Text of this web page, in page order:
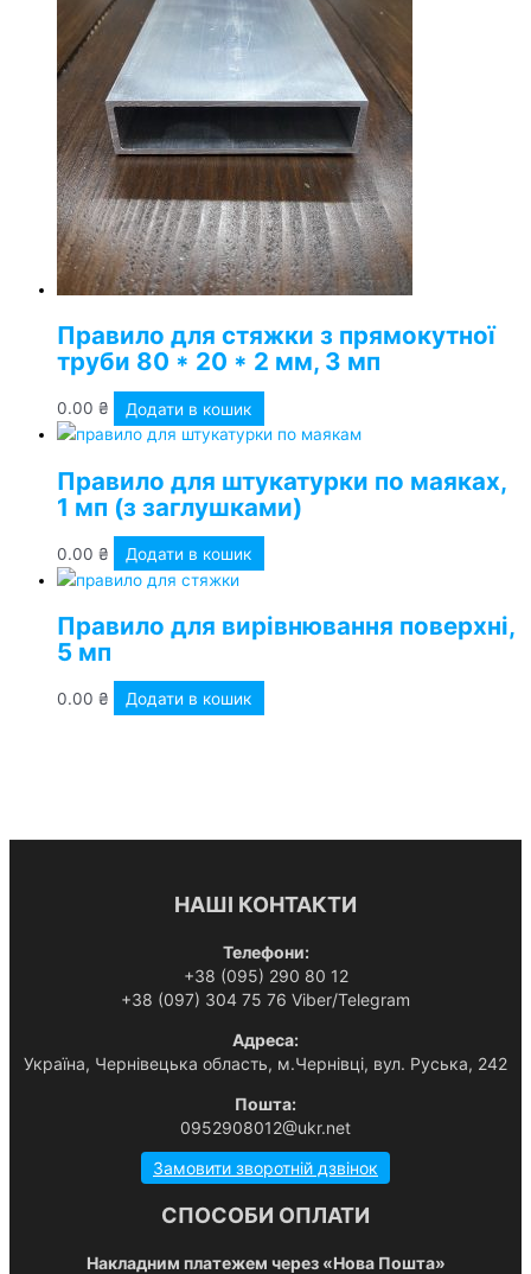
Правило для стяжки з прямокутної
труби 80 * 20 * 2 мм, 3 мп
0.00 ₴ Додати в кошик
Правило для штукатурки по маяках,
1 мп (з заглушками)
0.00 ₴ Додати в кошик
Правило для вирівнювання поверхні,
5 мп
0.00 ₴ Додати в кошик
НАШІ КОНТАКТИ
Телефони:
+38 (095) 290 80 12
+38 (097) 304 75 76 Viber/Telegram
Адреса:
Українa, Чернівецька область, м.Чернівці, вул. Руська, 242
Пошта:
0952908012@ukr.net
Замовити зворотній дзвінок
СПОСОБИ ОПЛАТИ
Накладним платежем через «Нова Пошта»